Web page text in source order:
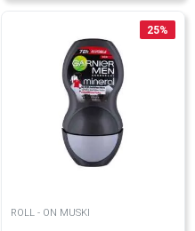
25%
ROLL - ON MUSKI